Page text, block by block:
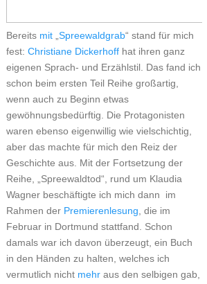
Bereits mit„ Spreewaldgrab“ stand für mich
fest: Christiane Dickerhoffhat ihren ganz
eigenen Sprach- und Erzählstil. Das fand ich
schon beim ersten Teil Reihe großartig,
wenn auch zu Beginn etwas
gewöhnungsbedürftig. Die Protagonisten
waren ebenso eigenwillig wie vielschichtig,
aber das machte für mich den Reiz der
Geschichte aus. Mit der Fortsetzung der
Reihe, „Spreewaldtod“, rund um Klaudia
Wagner beschäftigte ich mich dann im
Rahmen der Premierenlesung , die im
Februar in Dortmund stattfand. Schon
damals war ich davon überzeugt, ein Buch
in den Händen zu halten, welches ich
vermutlich nicht mehraus den selbigen gab,